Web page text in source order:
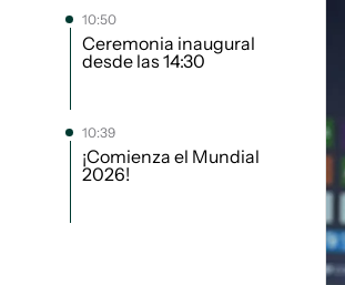
10:50
Ceremonia inaugural
desde las 14:30
10:39
¡Comienza el Mundial
2026!